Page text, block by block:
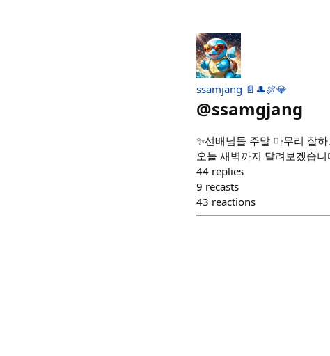
ssamjang 📄🎩🍖💎
@ssamgjang
✨선배님들 주말 마무리 잘
오늘 새벽까지 달려보겠습
44 replies
9 recasts
43 reactions